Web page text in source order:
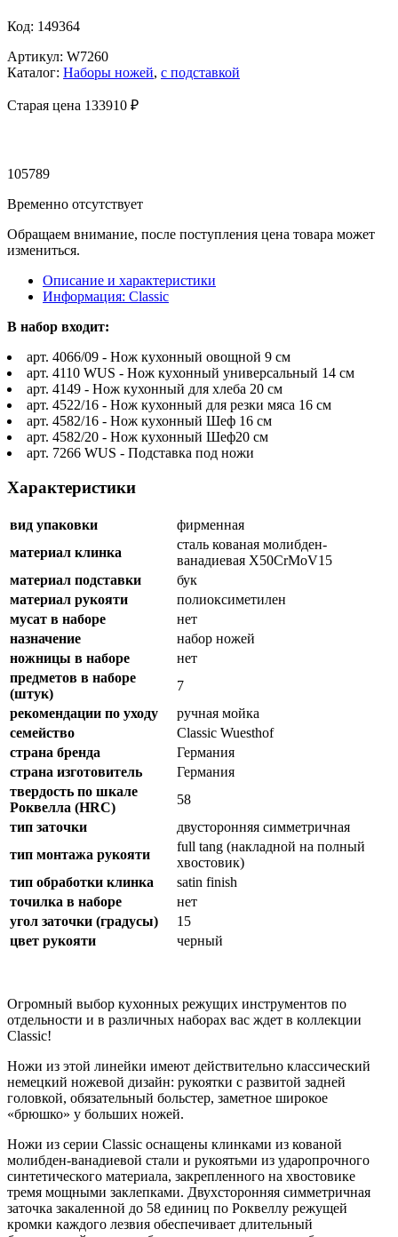
Код: 149364
Артикул: W7260
Каталог: Наборы ножей, с подставкой
Старая цена 133910 ₽
105789
Временно отсутствует
Обращаем внимание, после поступления цена товара может
измениться.
Описание и характеристики
Информация: Classic
В набор входит:
арт. 4066/09 - Нож кухонный овощной 9 см
арт. 4110 WUS - Нож кухонный универсальный 14 см
арт. 4149 - Нож кухонный для хлеба 20 см
арт. 4522/16 - Нож кухонный для резки мяса 16 см
арт. 4582/16 - Нож кухонный Шеф 16 см
арт. 4582/20 - Нож кухонный Шеф20 см
арт. 7266 WUS - Подставка под ножи
Характеристики
вид упаковки
фирменная
материал клинка
сталь кованая молибден-
ванадиевая X50CrMoV15
материал подставки
бук
материал рукояти
полиоксиметилен
мусат в наборе
нет
назначение
набор ножей
ножницы в наборе
нет
предметов в наборе
(штук)
7
рекомендации по уходу
ручная мойка
семейство
Classic Wuesthof
страна бренда
Германия
страна изготовитель
Германия
твердость по шкале
Роквелла (HRC)
58
тип заточки
двусторонняя симметричная
тип монтажа рукояти
full tang (накладной на полный
хвостовик)
тип обработки клинка
satin finish
точилка в наборе
нет
угол заточки (градусы)
15
цвет рукояти
черный
Огромный выбор кухонных режущих инструментов по
отдельности и в различных наборах вас ждет в коллекции
Classic!
Ножи из этой линейки имеют действительно классический
немецкий ножевой дизайн: рукоятки с развитой задней
головкой, обязательный больстер, заметное широкое
«брюшко» у больших ножей.
Ножи из серии Classic оснащены клинками из кованой
молибден-ванадиевой стали и рукоятьми из ударопрочного
синтетического материала, закрепленного на хвостовике
тремя мощными заклепками. Двухсторонняя симметричная
заточка закаленной до 58 единиц по Роквеллу режущей
кромки каждого лезвия обеспечивает длительный